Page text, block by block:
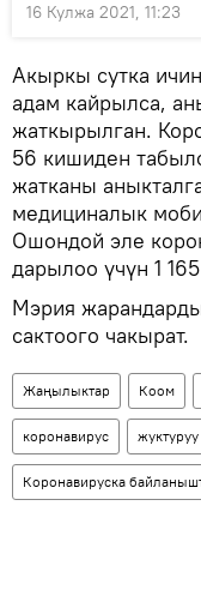
16 Кулжа 2021, 11:23
Акыркы сутка
адам кайрылса,
жаткырылган.
56 кишиден
жатканы
медициналык
Ошондой эле
дарылоо үчүн 1
Мэрия
сактоого чакырат.
Жаңылыктар Коом
коронавирус жуктуруу
Коронавируска